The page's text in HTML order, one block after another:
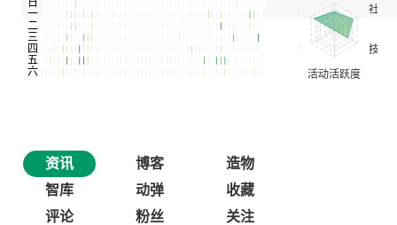
资讯 博客
造物
智库
动弹
收藏
评论
粉丝 关注